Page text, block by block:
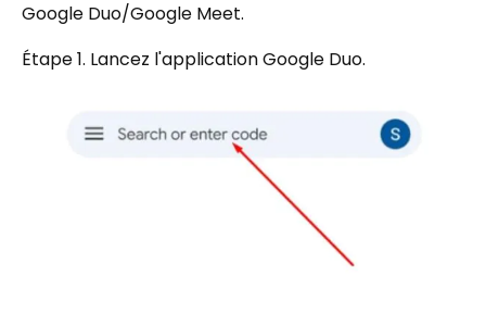
Google Duo/Google Meet.
Étape 1. Lancez l'application Google Duo.